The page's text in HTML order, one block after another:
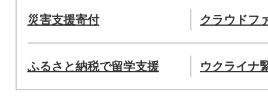
災害支援寄付 クラウドフ
ふるさと納税で留学支援 ウクライナ